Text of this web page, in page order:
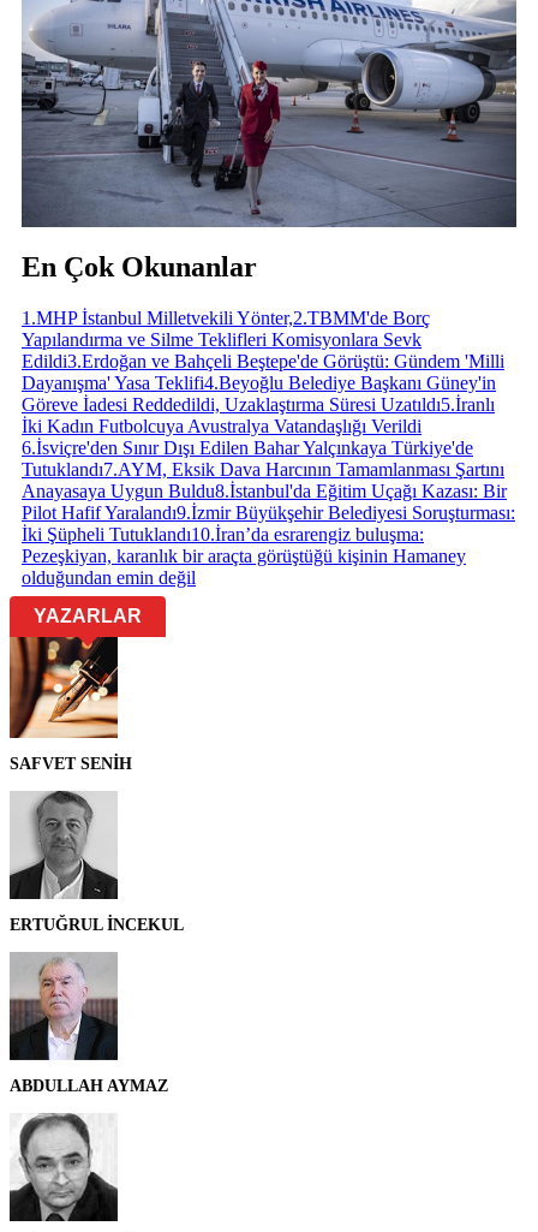
En Çok Okunanlar
1 .MHP İstanbul Milletvekili Yönter,2.TBMM'de Borç
Yapılandırma ve Silme Teklifleri Komisyonlara Sevk
Edildi3.Erdoğan ve Bahçeli Beştepe'de Görüştü: Gündem 'Milli
Dayanışma' Yasa Teklifi4.Beyoğlu Belediye Başkanı Güney'in
Göreve İadesi Reddedildi, Uzaklaştırma Süresi Uzatıldı5.İranlı
İki Kadın Futbolcuya Avustralya Vatandaşlığı Verildi
6.İsviçre'den Sınır Dışı Edilen Bahar Yalçınkaya Türkiye'de
Tutuklandı7.AYM, Eksik Dava Harcının Tamamlanması Şartını
Anayasaya Uygun Buldu8.İstanbul'da Eğitim Uçağı Kazası: Bir
Pilot Hafif Yaralandı9.İzmir Büyükşehir Belediyesi Soruşturması:
İki Şüpheli Tutuklandı10.İran’da esrarengiz buluşma:
Pezeşkiyan, karanlık bir araçta görüştüğü kişinin Hamaney
olduğundan emin değil
YAZARLAR
SAFVET SENİH
ERTUĞRUL İNCEKUL
ABDULLAH AYMAZ